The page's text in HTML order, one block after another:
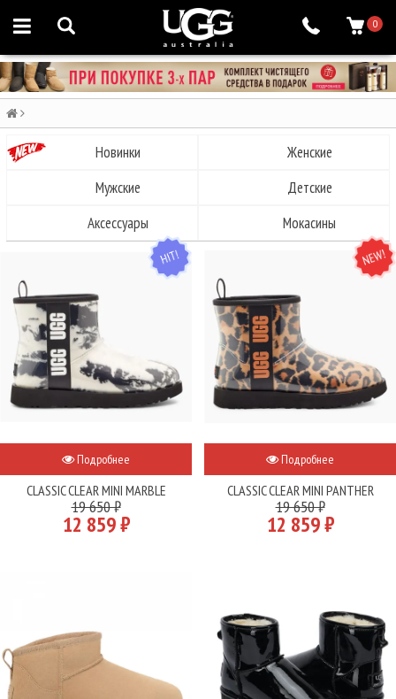
0
Новинки
Женские
Мужские
Детские
Аксессуары
Мокасины
HIT
Подробнее
CLASSIC CLEAR MINI MARBLE
19 650 ₽
12 859 ₽
NEW
Подробнее
CLASSIC CLEAR MINI PANTHER
19 650 ₽
12 859 ₽